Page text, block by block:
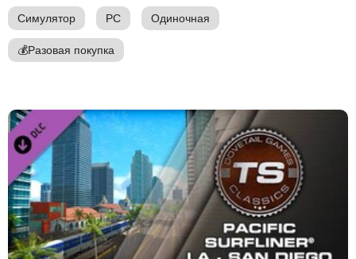
Симулятор PC Одиночная
💰Разовая покупка